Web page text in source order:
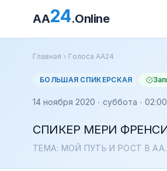
AA24.Online
Главная Голоса АА24
БОЛЬШАЯ СПИКЕРСКАЯ
14 ноября 2020 · суббота ·
СПИКЕР МЕРИ
ТЕМА: МОЙ ПУТЬ И РОСТ В